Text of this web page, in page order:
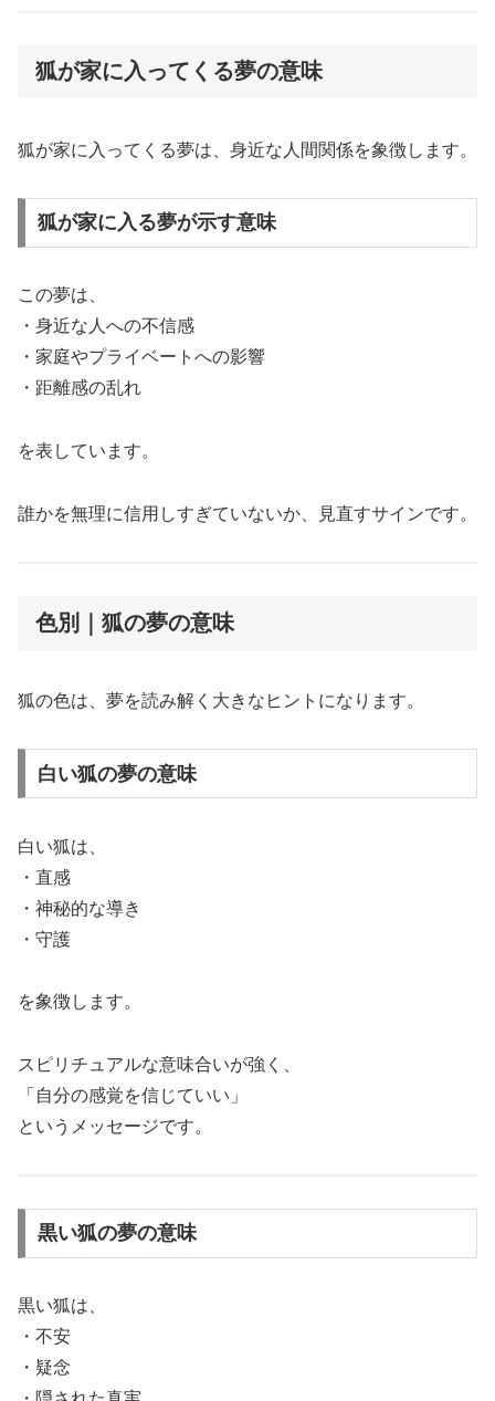
狐が家に入ってくる夢の意味
狐が家に入ってくる夢は、身近な人間関係を象徴します。
狐が家に入る夢が示す意味
この夢は、
・身近な人への不信感
・家庭やプライベートへの影響
・距離感の乱れ
を表しています。
誰かを無理に信用しすぎていないか、見直すサインです。
色別｜狐の夢の意味
狐の色は、夢を読み解く大きなヒントになります。
白い狐の夢の意味
白い狐は、
・直感
・神秘的な導き
・守護
を象徴します。
スピリチュアルな意味合いが強く、
「自分の感覚を信じていい」
というメッセージです。
黒い狐の夢の意味
黒い狐は、
・不安
・疑念